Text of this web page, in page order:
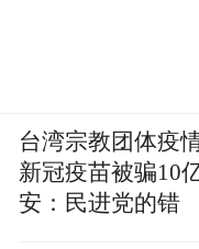
台湾宗教团体疫
新冠疫苗被骗10
安：民进党的错